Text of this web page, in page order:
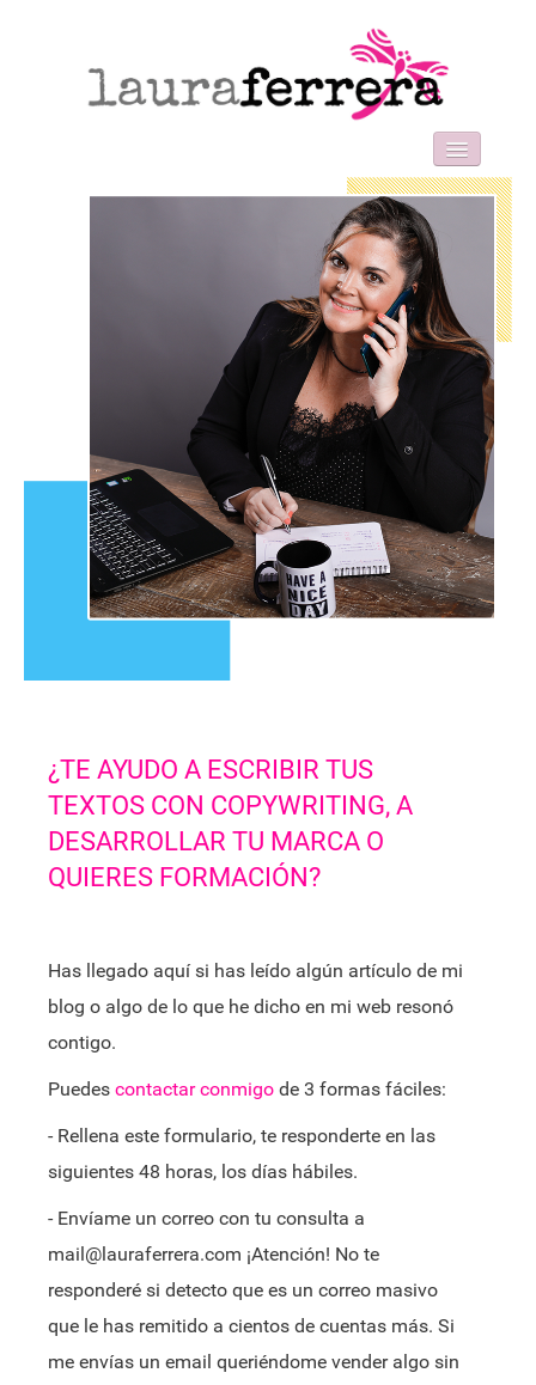
CONTACT
¿TE AYUDO A ESCRIBIR TUS
TEXTOS CON COPYWRITING, A
DESARROLLAR TU MARCA O
QUIERES FORMACIÓN?
Has llegado aquí si has leído algún artículo de mi
blog o algo de lo que he dicho en mi web resonó
contigo.
Puedes contactar conmigo de 3 formas fáciles:
- Rellena este formulario, te responderte en las
siguientes 48 horas, los días hábiles.
- Envíame un correo con tu consulta a
mail@lauraferrera.com ¡Atención! No te
responderé si detecto que es un correo masivo
que le has remitido a cientos de cuentas más. Si
me envías un email queriéndome vender algo sin